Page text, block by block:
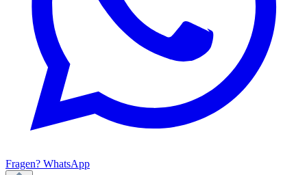
Fragen? WhatsApp